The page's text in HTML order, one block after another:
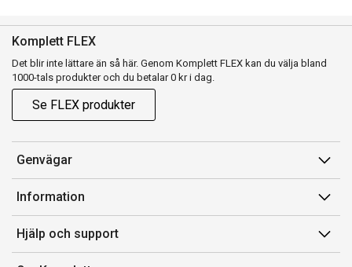
Komplett FLEX
Det blir inte lättare än så här. Genom Komplett FLEX kan du välja bland
1000-tals produkter och du betalar 0 kr i dag.
Se FLEX produkter
Genvägar
Konto
Orderhistorik
Presentkort
Information
Försäljningsvillkor
Medlemsvillkor for Komplett Club
Hjälp och support